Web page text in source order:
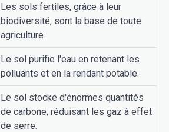
Les sols fertiles, grâce à leur
biodiversité, sont la base de toute
agriculture.
Le sol purifie l'eau en retenant les
polluants et en la rendant potable.
Le sol stocke d'énormes quantités
de carbone, réduisant les gaz à effet
de serre.